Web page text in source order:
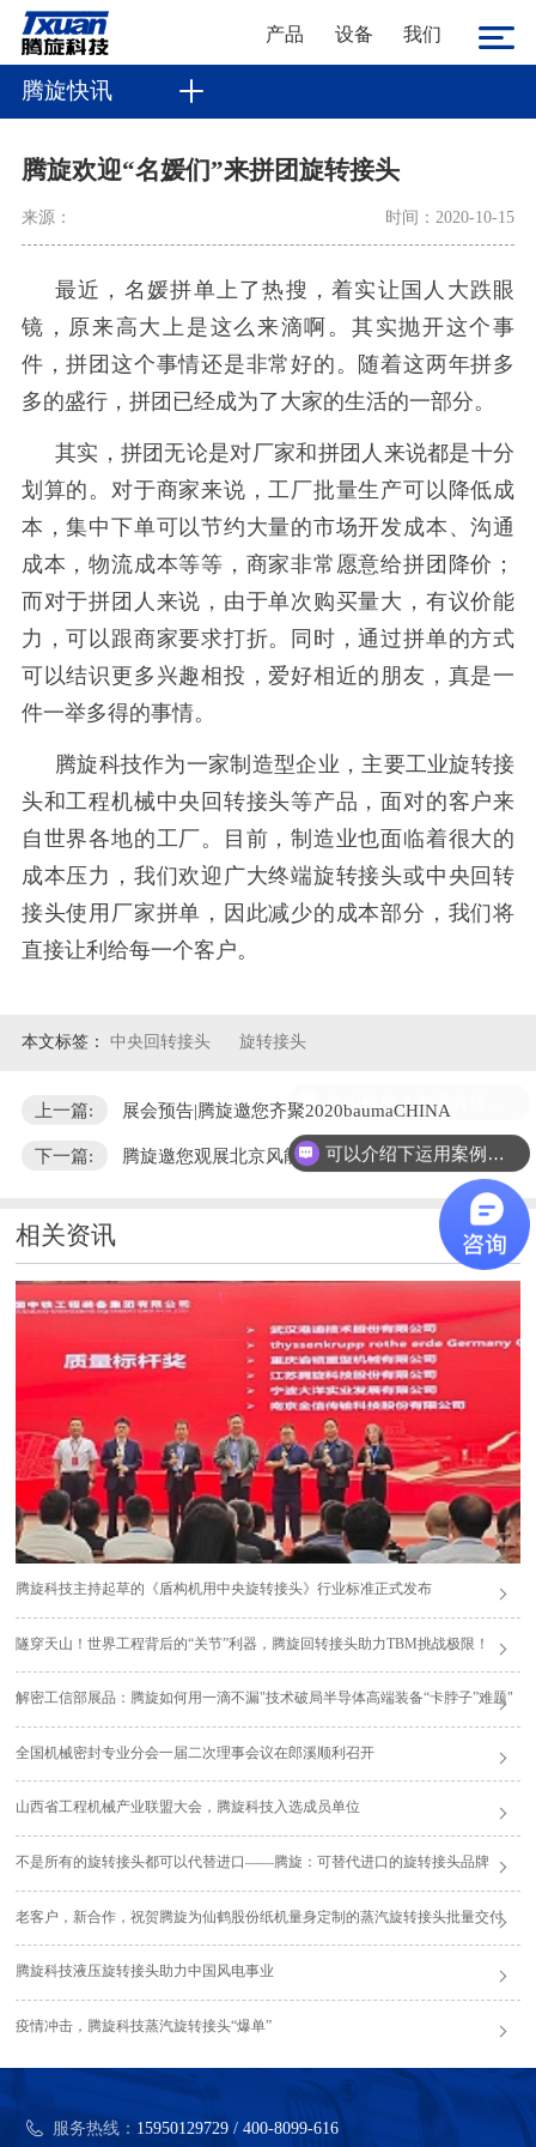
产品 设备 我们
腾旋快讯
腾旋欢迎“名媛们”来拼团旋转接头
来源： 时间：2020-10-15
最近，名媛拼单上了热搜，着实让国人大跌眼
镜，原来高大上是这么来滴啊。其实抛开这个事
件，拼团这个事情还是非常好的。随着这两年拼多
多的盛行，拼团已经成为了大家的生活的一部分。
其实，拼团无论是对厂家和拼团人来说都是十分
划算的。对于商家来说，工厂批量生产可以降低成
本，集中下单可以节约大量的市场开发成本、沟通
成本，物流成本等等，商家非常愿意给拼团降价；
而对于拼团人来说，由于单次购买量大，有议价能
力，可以跟商家要求打折。同时，通过拼单的方式
可以结识更多兴趣相投，爱好相近的朋友，真是一
件一举多得的事情。
腾旋科技作为一家制造型企业，主要工业旋转接
头和工程机械中央回转接头等产品，面对的客户来
自世界各地的工厂。目前，制造业也面临着很大的
成本压力，我们欢迎广大终端旋转接头或中央回转
接头使用厂家拼单，因此减少的成本部分，我们将
直接让利给每一个客户。
本文标签： 中央回转接头 旋转接头
上一篇: 展会预告|腾旋邀您齐聚2020baumaCHINA
下一篇: 腾旋邀您观展北京风能展，欢迎莅临E332-333"
相关资讯
腾旋科技主持起草的《盾构机用中央旋转接头》行业标准正式发布
隧穿天山！世界工程背后的“关节”利器，腾旋回转接头助力TBM挑战极限！
解密工信部展品：腾旋如何用一滴不漏"技术破局半导体高端装备“卡脖子”难题"
全国机械密封专业分会一届二次理事会议在郎溪顺利召开
山西省工程机械产业联盟大会，腾旋科技入选成员单位
不是所有的旋转接头都可以代替进口——腾旋：可替代进口的旋转接头品牌
老客户，新合作，祝贺腾旋为仙鹤股份纸机量身定制的蒸汽旋转接头批量交付
腾旋科技液压旋转接头助力中国风电事业
疫情冲击，腾旋科技蒸汽旋转接头“爆单”
服务热线： 15950129729 / 400-8099-616